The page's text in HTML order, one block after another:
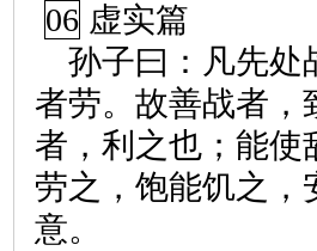
06 虚实篇
孙子曰：凡先处
者劳。故善战者，
者，利之也；能使
劳之，饱能饥之，
意。